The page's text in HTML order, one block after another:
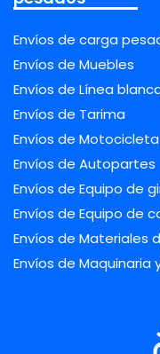
Envíos de carga
Envíos de Muebles
Envíos de Línea
Envíos de Tarima
Envíos de Motocicleta
Envíos de Autopartes
Envíos de Equipo de
Envíos de Equipo de
Envíos de Materiales
Envíos de Maquinaria